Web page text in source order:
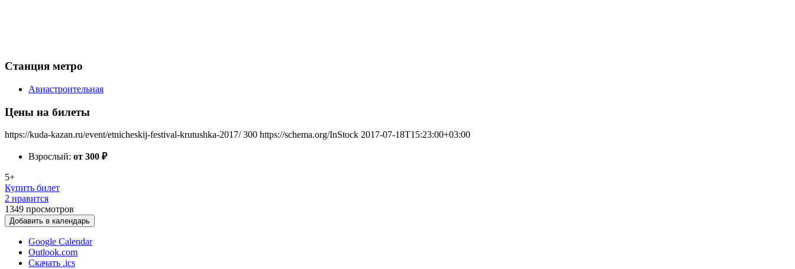
Станция метро
Авиастроительная
Цены на билеты
https://kuda-kazan.ru/event/etnicheskij-festival-krutushka-2017/ 300 https://schema.org/InStock 2017-07-18T15:23:00+03:00
Взрослый: от 300 ₽
5+
Купить билет
2 нравится
1349 просмотров
Добавить в календарь
Google Calendar
Outlook.com
Скачать .ics